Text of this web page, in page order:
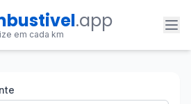
.app
em cada km